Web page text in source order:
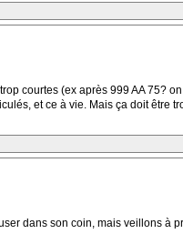
courtes (ex après 999 AA 75?
et ce à vie. Mais ça doit être
dans son coin, mais veillons à